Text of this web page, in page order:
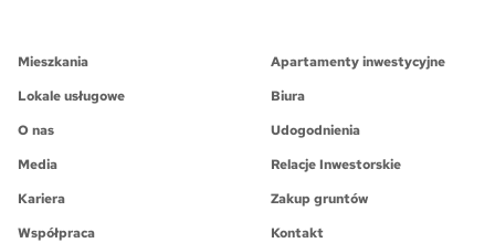
Mieszkania
Apartamenty inwestycyjne
Lokale usługowe
Biura
O nas
Udogodnienia
Media
Relacje Inwestorskie
Kariera
Zakup gruntów
Współpraca
Kontakt